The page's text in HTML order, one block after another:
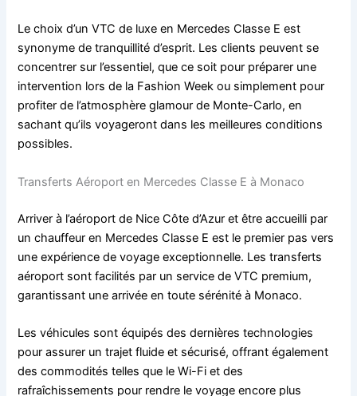
Le choix d’un VTC de luxe en Mercedes Classe E est
synonyme de tranquillité d’esprit. Les clients peuvent se
concentrer sur l’essentiel, que ce soit pour préparer une
intervention lors de la Fashion Week ou simplement pour
profiter de l’atmosphère glamour de Monte-Carlo, en
sachant qu’ils voyageront dans les meilleures conditions
possibles.
Transferts Aéroport en Mercedes Classe E à Monaco
Arriver à l’aéroport de Nice Côte d’Azur et être accueilli par
un chauffeur en Mercedes Classe E est le premier pas vers
une expérience de voyage exceptionnelle. Les transferts
aéroport sont facilités par un service de VTC premium,
garantissant une arrivée en toute sérénité à Monaco.
Les véhicules sont équipés des dernières technologies
pour assurer un trajet fluide et sécurisé, offrant également
des commodités telles que le Wi-Fi et des
rafraîchissements pour rendre le voyage encore plus